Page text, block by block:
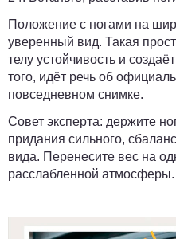
Положение с ногами на
уверенный вид. Такая
телу устойчивость и
того, идёт речь об
повседневном снимке.
Совет эксперта: держите
придания сильного,
вида. Перенесите вес на
расслабленной атмосферы.